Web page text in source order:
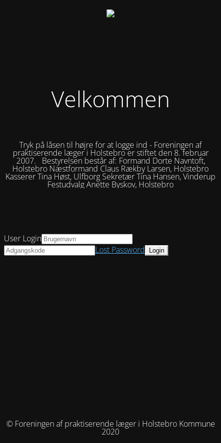
Velkommen
Tryk på låsen til højre for at logge ind - Foreningen af
praktiserende læger i Holstebro er stiftet den 8. februar
2007. Bestyrelsen består af: Formand Dorte Navntoft,
Holstebro Næstformand Claus Rækby Larsen, Holstebro
Kasserer Tina Høst, Ulfborg Sekretær Tina Hansen, Vinderup
Festudvalg Anette Byskov, Holstebro
© Foreningen af praktiserende læger i Holstebro Kommune
2020
User Login
Lost Password